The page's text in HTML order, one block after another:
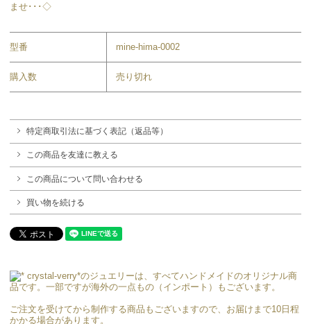
ませ･･･◇
型番 mine-hima-0002
購入数 売り切れ
特定商取引法に基づく表記（返品等）
この商品を友達に教える
この商品について問い合わせる
買い物を続ける
crystal-verry*のジュエリーは、すべてハンドメイドのオリジナル商
品です。一部ですが海外の一点もの（インポート）もございます。
ご注文を受けてから制作する商品もございますので、お届けまで10日程
かかる場合があります。